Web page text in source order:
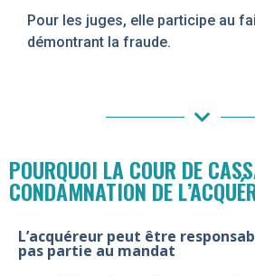
Pour les juges, elle participe au
démontrant la fraude.
POURQUOI LA COUR DE
CONDAMNATION DE
L’acquéreur peut être
pas partie au mandat